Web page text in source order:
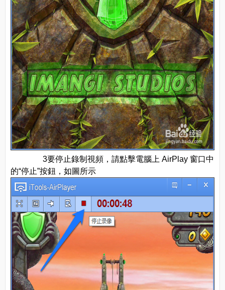
3要停止錄制視頻，請點擊電腦上 AirPlay 窗口中
的“停止”按鈕，如圖所示